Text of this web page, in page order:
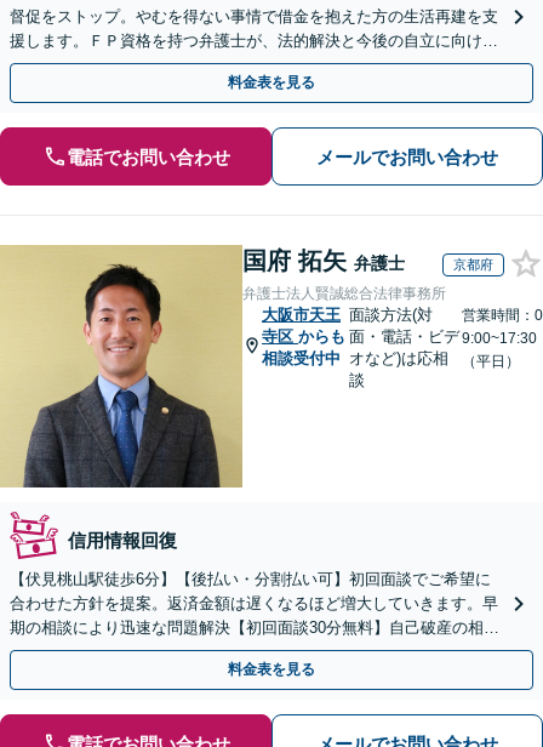
督促をストップ。やむを得ない事情で借金を抱えた方の生活再建を支
援します。ＦＰ資格を持つ弁護士が、法的解決と今後の自立に向けた
アドバイスで根本解決へ導きます。
料金表を見る
電話でお問い合わせ メールでお問い合わせ
国府 拓矢 弁護士 京都府
弁護士法人賢誠総合法律事務所
大阪市天王
寺区 からも
相談受付中
面談方法(対
面・電話・ビデ
オなど)は応相
談
営業時間：0
9:00~17:30
（平日）
信用情報回復
【伏見桃山駅徒歩6分】【後払い・分割払い可】初回面談でご希望に
合わせた方針を提案。返済金額は遅くなるほど増大していきます。早
期の相談により迅速な問題解決【初回面談30分無料】自己破産の相談
や、自宅や愛車を残したい方もお任せください。
料金表を見る